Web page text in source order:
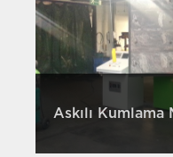
Askılı